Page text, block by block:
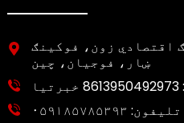
اقتصادي زون، فوکینګ
ښار، فوجیان، چین
8613950492973 خبرتیا
تلیفون: